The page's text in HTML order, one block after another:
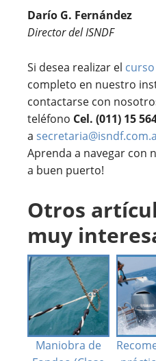
Darío G. Fernández
Director del ISNDF
Si desea realizar el
completo en nuestro
contactarse con
teléfono Cel. (011) 15
a
Aprenda a navegar con
a buen puerto!
Otros
muy
Maniobra de